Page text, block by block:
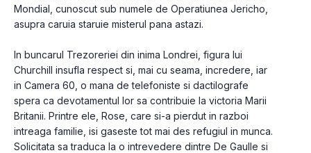
Mondial, cunoscut sub numele de Operatiunea Jericho,
asupra caruia staruie misterul pana astazi.
In buncarul Trezoreriei din inima Londrei, figura lui
Churchill insufla respect si, mai cu seama, incredere, iar
in Camera 60, o mana de telefoniste si dactilografe
spera ca devotamentul lor sa contribuie la victoria Marii
Britanii. Printre ele, Rose, care si-a pierdut in razboi
intreaga familie, isi gaseste tot mai des refugiul in munca.
Solicitata sa traduca la o intrevedere dintre De Gaulle si